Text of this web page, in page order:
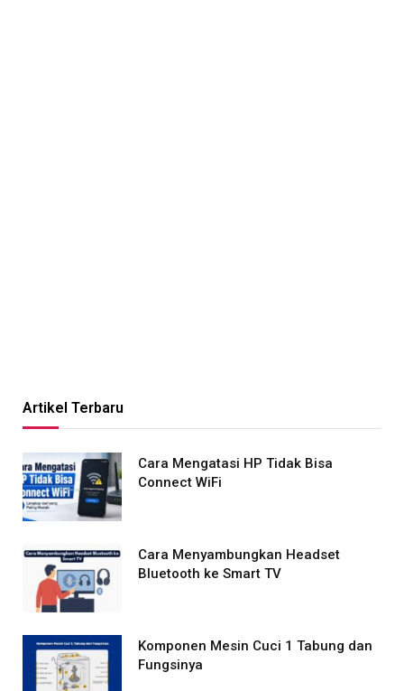
Artikel Terbaru
Cara Mengatasi HP Tidak Bisa
Connect WiFi
Cara Menyambungkan Headset
Bluetooth ke Smart TV
Komponen Mesin Cuci 1 Tabung dan
Fungsinya